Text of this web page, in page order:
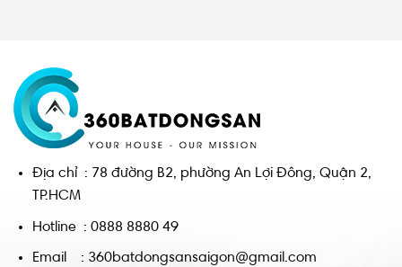
Địa chỉ : 78 đường B2, phường An Lợi Đông, Quận 2,
TP.HCM
Hotline : 0888 8880 49
Email : 360batdongsansaigon@gmail.com